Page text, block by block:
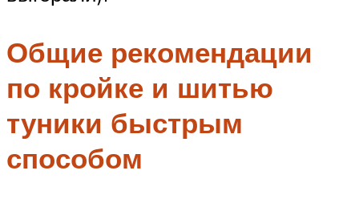
Общие рекомендации
по кройке и шитью
туники быстрым
способом